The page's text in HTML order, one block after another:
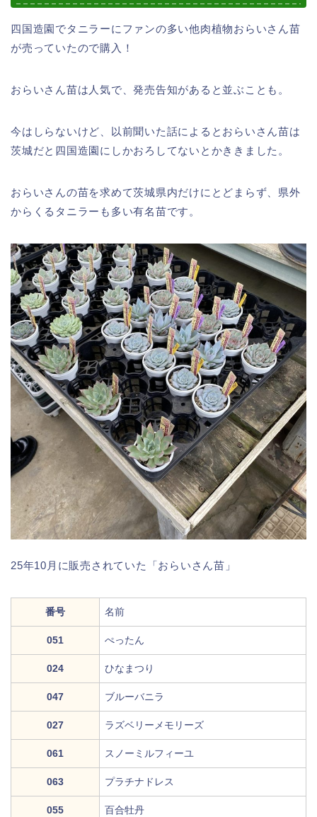
四国造園でタニラーにファンの多い他肉植物おらいさん苗
が売っていたので購入！
おらいさん苗は人気で、発売告知があると並ぶことも。
今はしらないけど、以前聞いた話によるとおらいさん苗は
茨城だと四国造園にしかおろしてないとかききました。
おらいさんの苗を求めて茨城県内だけにとどまらず、県外
からくるタニラーも多い有名苗です。
25年10月に販売されていた「おらいさん苗」
番号 名前
051 ぺったん
024 ひなまつり
047 ブルーバニラ
027 ラズベリーメモリーズ
061 スノーミルフィーユ
063 プラチナドレス
055 百合牡丹